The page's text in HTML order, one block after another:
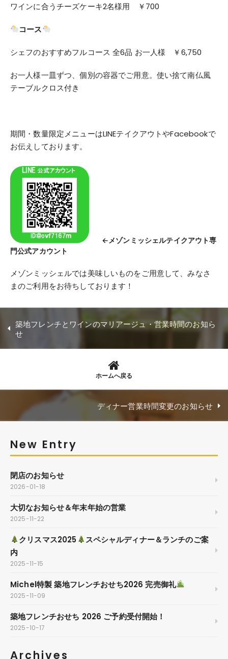
ワインに合うチーズケーキ2名様用 ￥700
コース
シェフのおすすめフルコース 全6品 お一人様 ￥6,750
お一人様一皿ずつ、個別の容器でご用意。使い捨て南仏風
テーブルクロス付き
期間・数量限定メニューはLINEテイクアウトやFacebookで
お伝えしております。
←メゾンミッシェルテイクアウト専
門公式アカウント
メゾンミッシェルでは美味しいものをご用意して、みなさ
まのご利用をお待ちしております！
築地フレンチとワインのマリアージュ・営業時間のお知ら
せ
ホームへ戻る
ディナー営業時間変更のお知らせ
New Entry
閉店のお知らせ
2026-01-18
大切なお知らせ＆年末年始の営業
2025-11-22
クリスマス2025
スペシャルディナー＆ランチのご案
内
2025-11-15
Michel特製 築地フレンチおせち2026 完売御礼
2025-11-09
築地フレンチおせち 2026 ご予約受付開始！
2025-10-17
Archives